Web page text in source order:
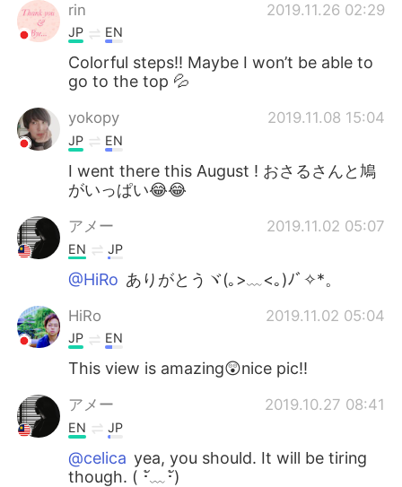
rin
2019.11.26 02:29
JP EN
Colorful steps!! Maybe I won’t be able to
go to the top 💦
yokopy 2019.11.08 15:04
JP EN
I went there this August ! おさるさんと鳩
がいっぱい😂😂
アメー 2019.11.02 05:07
EN JP
@HiRo ありがとうヾ(｡>﹏<｡)ﾉﾞ✧*。
HiRo 2019.11.02 05:04
JP EN
This view is amazing😲nice pic!!
アメー 2019.10.27 08:41
EN JP
@celica yea, you should. It will be tiring
though. ( ･ั﹏･ั)